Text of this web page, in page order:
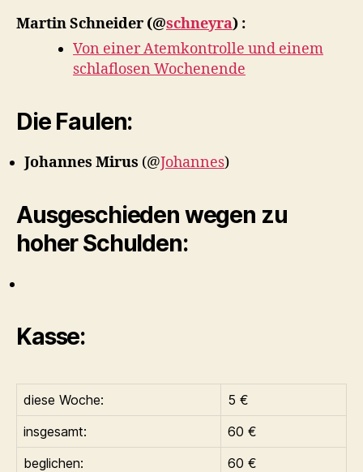
Martin Schneider (@schneyra) :
Von einer Atemkontrolle und einem
schlaflosen Wochenende
Die Faulen:
Johannes Mirus (@Johannes)
Ausgeschieden wegen zu
hoher Schulden:
Kasse:
diese Woche:
5 €
insgesamt:
60 €
beglichen:
60 €